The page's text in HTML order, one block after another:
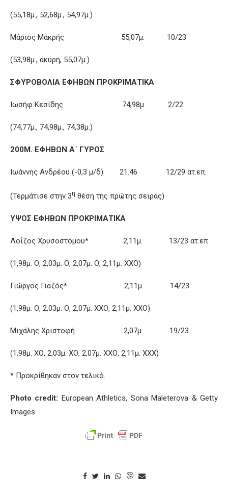
(55,18μ., 52,68μ., 54,97μ.)
Μάριος Μακρής 55,07μ. 10/23
(53,98μ., άκυρη, 55,07μ.)
ΣΦΥΡΟΒΟΛΙΑ ΕΦΗΒΩΝ ΠΡΟΚΡΙΜΑΤΙΚΑ
Ιωσήφ Κεσίδης 74,98μ. 2/22
(74,77μ., 74,98μ., 74,38μ.)
200Μ. ΕΦΗΒΩΝ Α΄ ΓΥΡΟΣ
Ιωάννης Ανδρέου (-0,3 μ/δ) 21.46 12/29 ατ.επ.
(Τερμάτισε στην 3η θέση της πρώτης σειράς)
ΥΨΟΣ ΕΦΗΒΩΝ ΠΡΟΚΡΙΜΑΤΙΚΑ
Λοΐζος Χρυσοστόμου* 2,11μ. 13/23 ατ.επ.
(1,98μ. Ο, 2,03μ. Ο, 2,07μ. Ο, 2,11μ. ΧΧΟ)
Γιώργος Γιαζός* 2,11μ. 14/23
(1,98μ. Ο, 2,03μ. Ο, 2,07μ. ΧΧΟ, 2,11μ. ΧΧΟ)
Μιχάλης Χριστοφή 2,07μ. 19/23
(1,98μ. ΧΟ, 2,03μ. ΧΟ, 2,07μ. ΧΧΟ, 2,11μ. ΧΧΧ)
* Προκρίθηκαν στον τελικό.
Photo credit: European Athletics, Sona Maleterova & Getty
Images